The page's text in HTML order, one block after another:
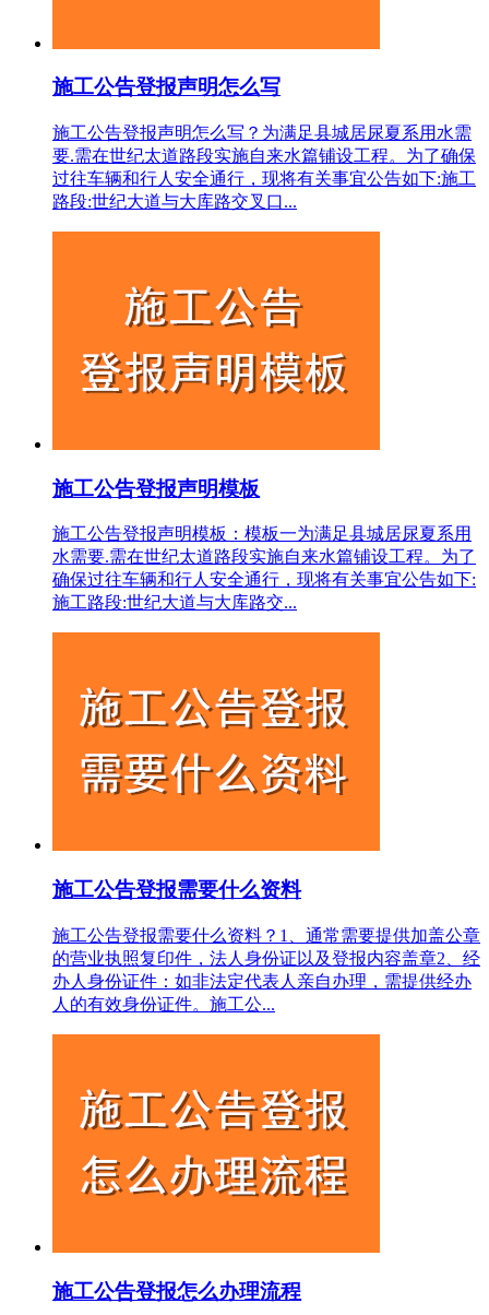
施工公告登报声明怎么写
施工公告登报声明怎么写？为满足县城居尿夏系用水需
要.需在世纪太道路段实施自来水篇铺设工程。为了确保
过往车辆和行人安全通行，现将有关事宜公告如下:施工
路段:世纪大道与大库路交叉口...
施工公告登报声明模板
施工公告登报声明模板：模板一为满足县城居尿夏系用
水需要.需在世纪太道路段实施自来水篇铺设工程。为了
确保过往车辆和行人安全通行，现将有关事宜公告如下:
施工路段:世纪大道与大库路交...
施工公告登报需要什么资料
施工公告登报需要什么资料？1‌、通常需要提供加盖公章
的营业执照复印件，法人身份证以及登报内容盖章2、经
办人身份证件‌：如非法定代表人亲自办理，需提供经办
人的有效身份证件。施工公...
施工公告登报怎么办理流程